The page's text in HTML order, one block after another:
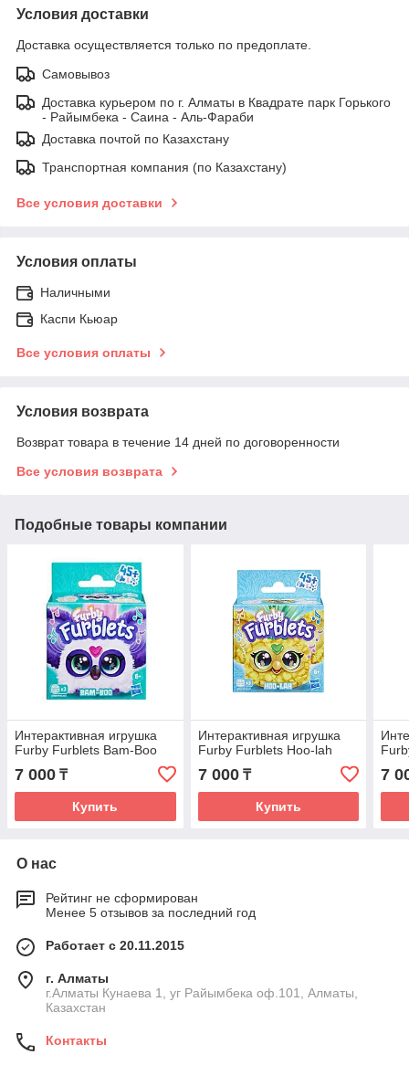
Условия доставки
Доставка осуществляется только по предоплате.
Самовывоз
Доставка курьером по г. Алматы в Квадрате парк Горького
- Райымбека - Саина - Аль-Фараби
Доставка почтой по Казахстану
Транспортная компания (по Казахстану)
Все условия доставки
Условия оплаты
Наличными
Каспи Кьюар
Все условия оплаты
Условия возврата
Возврат товара в течение 14 дней по договоренности
Все условия возврата
Подобные товары компании
Интерактивная игрушка
Furby Furblets Bam-Boo
7 000 ₸
Купить
Интерактивная игрушка
Furby Furblets Hoo-lah
7 000₸
Купить
7
О нас
Рейтинг не сформирован
Менее 5 отзывов за последний год
Работает с 20.11.2015
г. Алматы
г.Алматы Кунаева 1, уг Райымбека оф.101, Алматы,
Казахстан
Контакты